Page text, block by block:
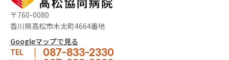
〒760-0080
香川県高松市木太町4664番地
Googleマップで見る
TEL 087-833-2330